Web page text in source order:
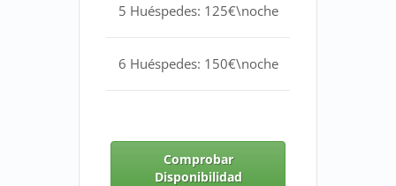
5 Huéspedes: 125€\noche
6 Huéspedes: 150€\noche
Comprobar
Disponibilidad